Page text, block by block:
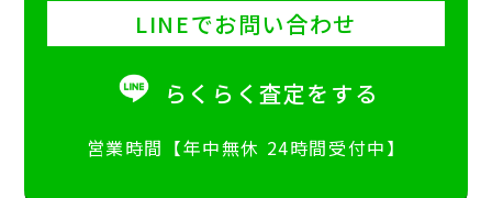
LINEでお問い合わせ
らくらく査定をする
営業時間【年中無休 24時間受付中】